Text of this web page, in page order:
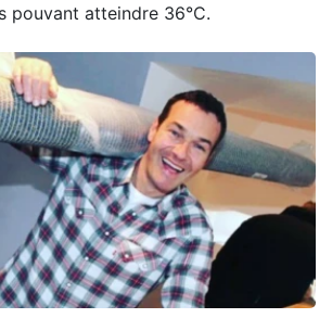
pouvant atteindre 36°C.